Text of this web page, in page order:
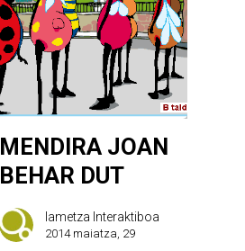
MENDIRA JOAN
BEHAR DUT
Iametza Interaktiboa
2014 maiatza, 29